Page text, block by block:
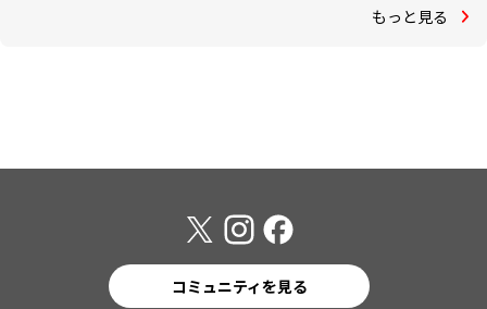
もっと見る
コミュニティを見る